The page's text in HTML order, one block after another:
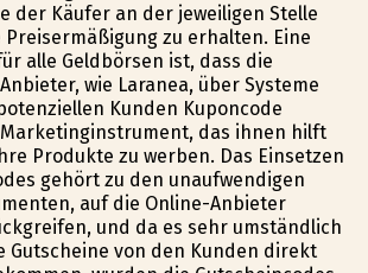
der Käufer an der jeweiligen Stelle
zu erhalten. Eine
alle Geldbörsen ist, dass die
wie Laranea, über Systeme
Kunden Kuponcode
das ihnen hilft
Produkte zu werben. Das Einsetzen
gehört zu den unaufwendigen
auf die Online-Anbieter
und da es sehr umständlich
Gutscheine von den Kunden direkt